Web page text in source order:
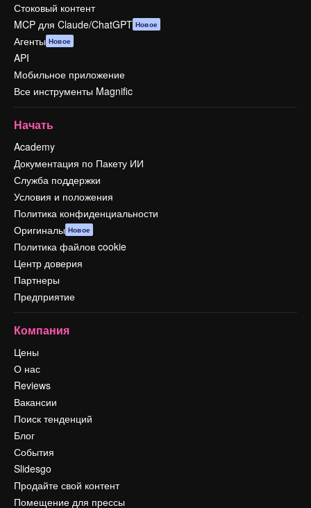
Стоковый контент
MCP для Claude/ChatGPT Новое
Агенты Новое
API
Мобильное приложение
Все инструменты Magnific
Начать
Academy
Документация по Пакету ИИ
Служба поддержки
Условия и положения
Политика конфиденциальности
Оригиналы Новое
Политика файлов cookie
Центр доверия
Партнеры
Предприятие
Компания
Цены
О нас
Reviews
Вакансии
Поиск тенденций
Блог
События
Slidesgo
Продайте свой контент
Помещение для прессы